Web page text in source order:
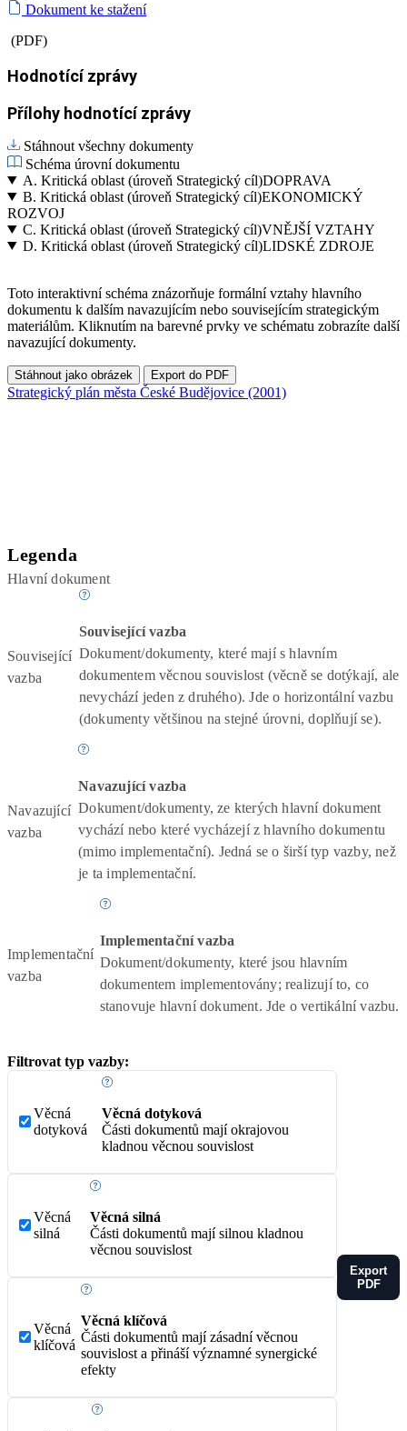
Dokument ke stažení
(PDF)
Hodnotící zprávy
Přílohy hodnotící zprávy
Stáhnout všechny dokumenty
Schéma úrovní dokumentu
A. Kritická oblast (úroveň Strategický cíl)DOPRAVA
B. Kritická oblast (úroveň Strategický cíl)EKONOMICKÝ
ROZVOJ
C. Kritická oblast (úroveň Strategický cíl)VNĚJŠÍ VZTAHY
D. Kritická oblast (úroveň Strategický cíl)LIDSKÉ ZDROJE
Toto interaktivní schéma znázorňuje formální vztahy hlavního
dokumentu k dalším navazujícím nebo souvisejícím strategickým
materiálům. Kliknutím na barevné prvky ve schématu zobrazíte další
navazující dokumenty.
Stáhnout jako obrázek Export do PDF
Strategický plán města České Budějovice (2001)
Legenda
Hlavní dokument
Související
vazba
Související vazba
Dokument/dokumenty, které mají s hlavním
dokumentem věcnou souvislost (věcně se dotýkají, ale
nevychází jeden z druhého). Jde o horizontální vazbu
(dokumenty většinou na stejné úrovni, doplňují se).
Navazující
vazba
Navazující vazba
Dokument/dokumenty, ze kterých hlavní dokument
vychází nebo které vycházejí z hlavního dokumentu
(mimo implementační). Jedná se o širší typ vazby, než
je ta implementační.
Implementační
vazba
Implementační vazba
Dokument/dokumenty, které jsou hlavním
dokumentem implementovány; realizují to, co
stanovuje hlavní dokument. Jde o vertikální vazbu.
Filtrovat typ vazby:
Věcná
dotyková
Věcná dotyková
Části dokumentů mají okrajovou
kladnou věcnou souvislost
Věcná
silná
Věcná silná
Části dokumentů mají silnou kladnou
věcnou souvislost
Věcná
klíčová
Věcná klíčová
Části dokumentů mají zásadní věcnou
souvislost a přináší významné synergické
efekty
Export
PDF